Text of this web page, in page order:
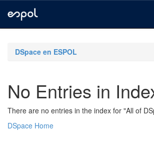
navigationDSpace en ESPOL
No Entries in
There are no entries in the index for "All of
DSpace Home